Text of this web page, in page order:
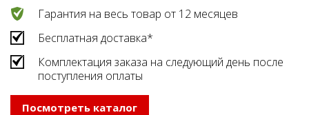
Гарантия на весь товар от 12 месяцев
Бесплатная доставка*
Комплектация заказа на следующий день после
поступления оплаты
Посмотреть каталог